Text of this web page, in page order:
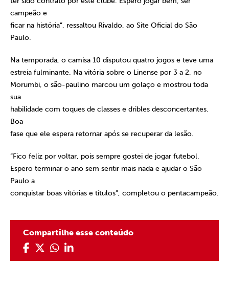
campeão e
ficar na história”, ressaltou Rivaldo, ao Site Oficial do São
Paulo.
Na temporada, o camisa 10 disputou quatro jogos e teve uma
estreia fulminante. Na vitória sobre o Linense por 3 a 2, no
Morumbi, o são-paulino marcou um golaço e mostrou toda
sua
habilidade com toques de classes e dribles desconcertantes.
Boa
fase que ele espera retornar após se recuperar da lesão.
“Fico feliz por voltar, pois sempre gostei de jogar futebol.
Espero terminar o ano sem sentir mais nada e ajudar o São
Paulo a
conquistar boas vitórias e títulos”, completou o pentacampeão.
Compartilhe esse conteúdo